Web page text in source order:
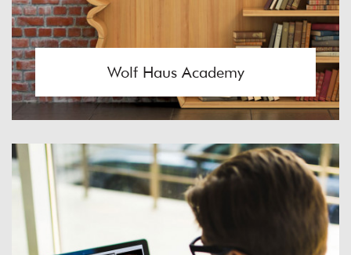
Wolf Haus Academy